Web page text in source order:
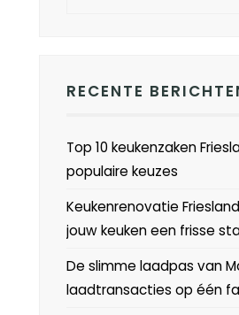
RECENTE
Top 10 keukenzaken
populaire keuzes
Keukenrenovatie
jouw keuken een frisse
De slimme laadpas van
laadtransacties op één